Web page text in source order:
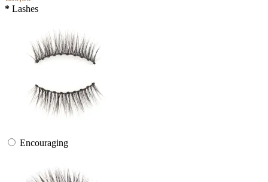
* Lashes
Encouraging